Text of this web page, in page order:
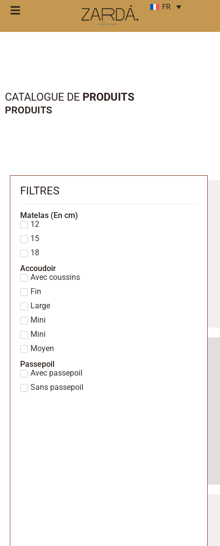
FR
CATALOGUE DE PRODUITS
PRODUITS
FILTRES
Matelas (En cm)
12
15
18
Accoudoir
Avec coussins
Fin
Large
Mini
Mini
Moyen
Passepoil
Avec passepoil
Sans passepoil